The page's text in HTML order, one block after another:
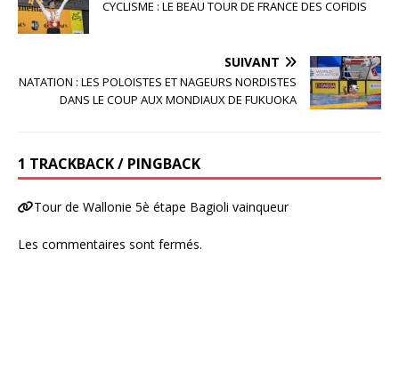
CYCLISME : LE BEAU TOUR DE FRANCE DES COFIDIS
SUIVANT
NATATION : LES POLOISTES ET NAGEURS NORDISTES
DANS LE COUP AUX MONDIAUX DE FUKUOKA
1 TRACKBACK / PINGBACK
Tour de Wallonie 5è étape Bagioli vainqueur
Les commentaires sont fermés.